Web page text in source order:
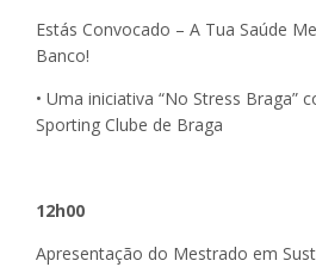
Estás Convocado – A Tua Saúde
Banco!
• Uma iniciativa “No Stress Braga”
Sporting Clube de Braga
12h00
Apresentação do Mestrado em